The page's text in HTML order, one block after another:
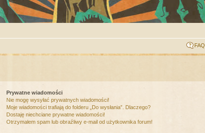
FAQ
Prywatne wiadomości
Nie mogę wysyłać prywatnych wiadomości!
Moje wiadomości trafiają do folderu „Do wysłania”. Dlaczego?
Dostaję niechciane prywatne wiadomości!
Otrzymałem spam lub obraźliwy e-mail od użytkownika forum!